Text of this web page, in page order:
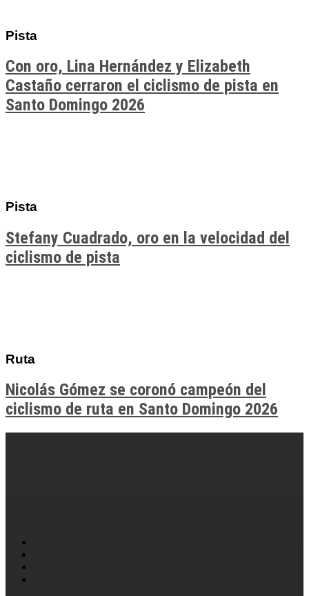
Pista
Con oro, Lina Hernández y Elizabeth
Castaño cerraron el ciclismo de pista en
Santo Domingo 2026
Pista
Stefany Cuadrado, oro en la velocidad del
ciclismo de pista
Ruta
Nicolás Gómez se coronó campeón del
ciclismo de ruta en Santo Domingo 2026